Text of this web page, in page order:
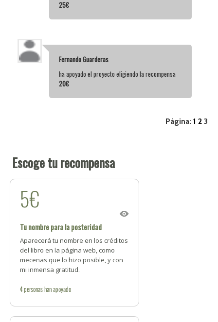
25€
Fernando Guarderas
ha apoyado el proyecto eligiendo la recompensa
20€
Página: 1 2 3
Escoge tu recompensa
5€
Tu nombre para la posteridad
Aparecerá tu nombre en los créditos
del libro en la página web, como
mecenas que lo hizo posible, y con
mi inmensa gratitud.
4personashan apoyado